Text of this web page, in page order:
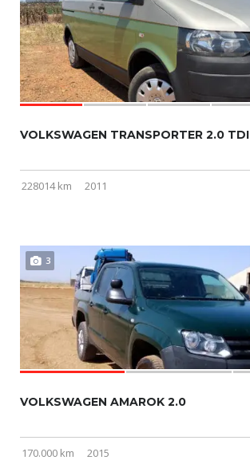
VOLKSWAGEN TRANSPORTER 2.0 TDI
228014 km 2011
3
VOLKSWAGEN AMAROK 2.0
170.000 km 2015